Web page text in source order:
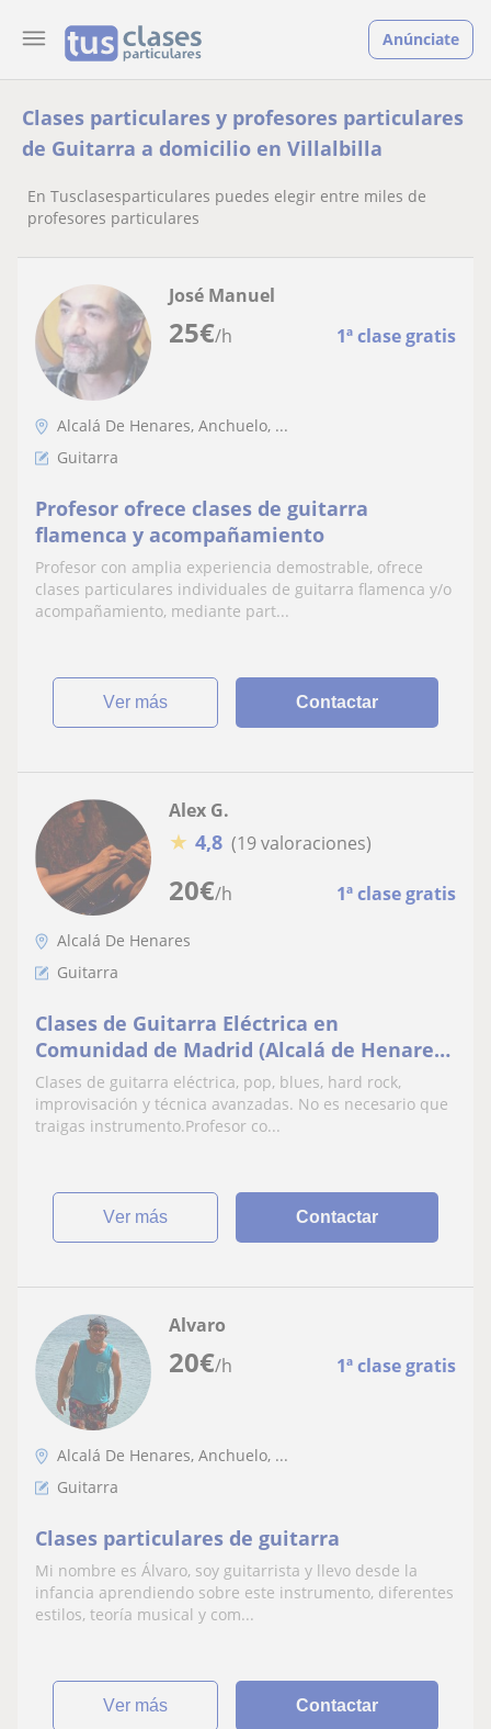
Anúnciate
Clases particulares y profesores particulares
de Guitarra a domicilio en Villalbilla
En Tusclasesparticulares puedes elegir entre miles de
profesores particulares
25€/h 1ª clase gratis
José Manuel
Alcalá De Henares, Anchuelo, ...
Guitarra
Profesor ofrece clases de guitarra
flamenca y acompañamiento
Profesor con amplia experiencia demostrable, ofrece
clases particulares individuales de guitarra flamenca y/o
acompañamiento, mediante part...
ver más Contactar
20€/h 1ª clase gratis
Alex G.
★ 4,8 (19 valoraciones)
Alcalá De Henares
Guitarra
Clases de Guitarra Eléctrica en
Comunidad de Madrid (Alcalá de Henares,
Las Rozas, Leganés, Pozuelo, Madrid
Capital...)
Clases de guitarra eléctrica, pop, blues, hard rock,
improvisación y técnica avanzadas. No es necesario que
traigas instrumento.Profesor co...
ver más Contactar
20€/h 1ª clase gratis
Alvaro
Alcalá De Henares, Anchuelo, ...
Guitarra
Clases particulares de guitarra
Mi nombre es Álvaro, soy guitarrista y llevo desde la
infancia aprendiendo sobre este instrumento, diferentes
estilos, teoría musical y com...
ver más Contactar